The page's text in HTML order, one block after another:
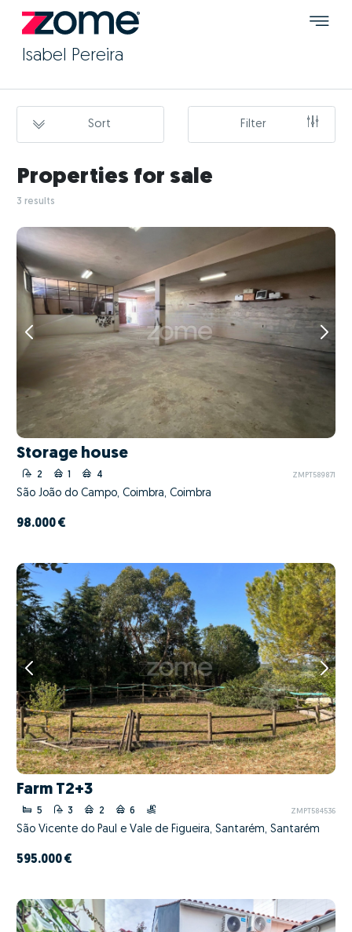
Isabel Pereira
Sort Filter
Properties for sale
3 results
Storage house
2 1 4 ZMPT589871
São João do Campo, Coimbra, Coimbra
98.000 €
Farm T2+3
5 3 2 6 ZMPT584536
São Vicente do Paul e Vale de Figueira, Santarém, Santarém
595.000 €